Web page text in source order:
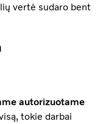
vertė sudaro bent
autorizuotame
tokie darbai